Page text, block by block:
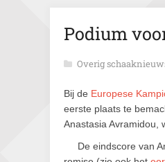
Podium
Overig
Bij de Europese
eerste plaats te
Anastasia Avramidou,
De eindscore van